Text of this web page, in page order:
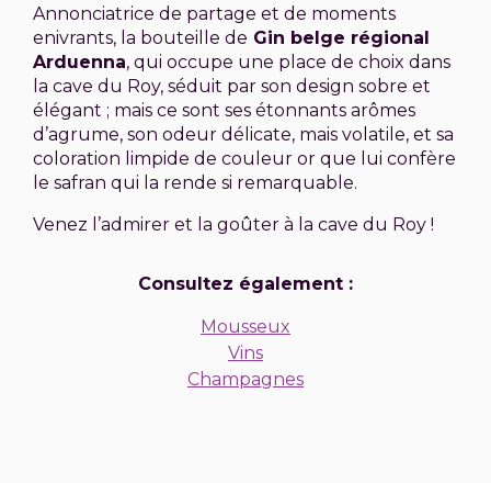
Annonciatrice de partage et de moments
enivrants, la bouteille de Gin belge régional
Arduenna, qui occupe une place de choix dans
la cave du Roy, séduit par son design sobre et
élégant ; mais ce sont ses étonnants arômes
d’agrume, son odeur délicate, mais volatile, et sa
coloration limpide de couleur or que lui confère
le safran qui la rende si remarquable.
Venez l’admirer et la goûter à la cave du Roy !
Consultez également :
Mousseux
Vins
Champagnes